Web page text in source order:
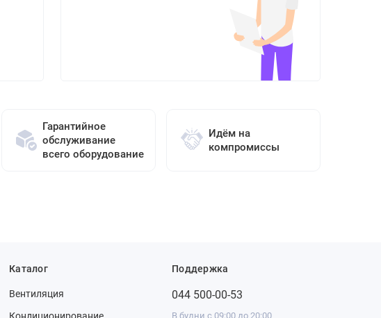
Гарантийное
обслуживание
всего оборудование
Идём на
компромиссы
Каталог
Вентиляция
Поддержка
044 500-00-53
В будни с 09:00 до 20:00